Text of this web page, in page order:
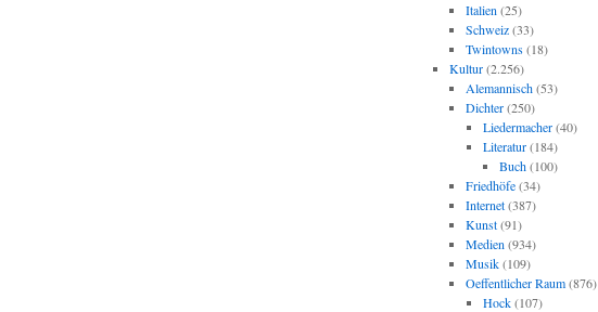
Italien (25)
Schweiz(33)
Twintowns(18)
Kultur(2.256)
Alemannisch(53)
Dichter(250)
Liedermacher(40)
Literatur(184)
Buch(100)
Friedhöfe(34)
Internet(387)
Kunst(91)
Medien (934)
Musik(109)
Oeffentlicher Raum(876)
Hock(107)